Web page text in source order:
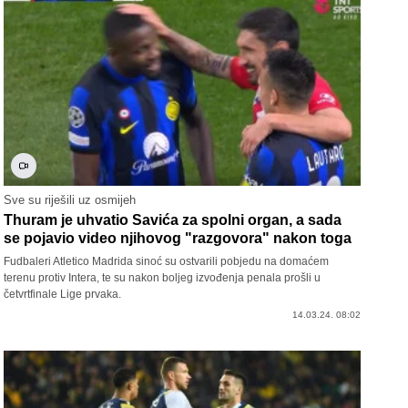
Sve su riješili uz osmijeh
Thuram je uhvatio Savića za spolni organ, a sada
se pojavio video njihovog "razgovora" nakon toga
Fudbaleri Atletico Madrida sinoć su ostvarili pobjedu na domaćem
terenu protiv Intera, te su nakon boljeg izvođenja penala prošli u
četvrtfinale Lige prvaka.
14.03.24. 08:02